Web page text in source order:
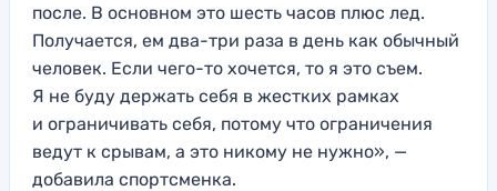
после. В основном это шесть часов плюс лед.
Получается, ем два-три раза в день как обычный
человек. Если чего-то хочется, то я это съем.
Я не буду держать себя в жестких рамках
и ограничивать себя, потому что ограничения
ведут к срывам, а это никому не нужно», —
добавила спортсменка.